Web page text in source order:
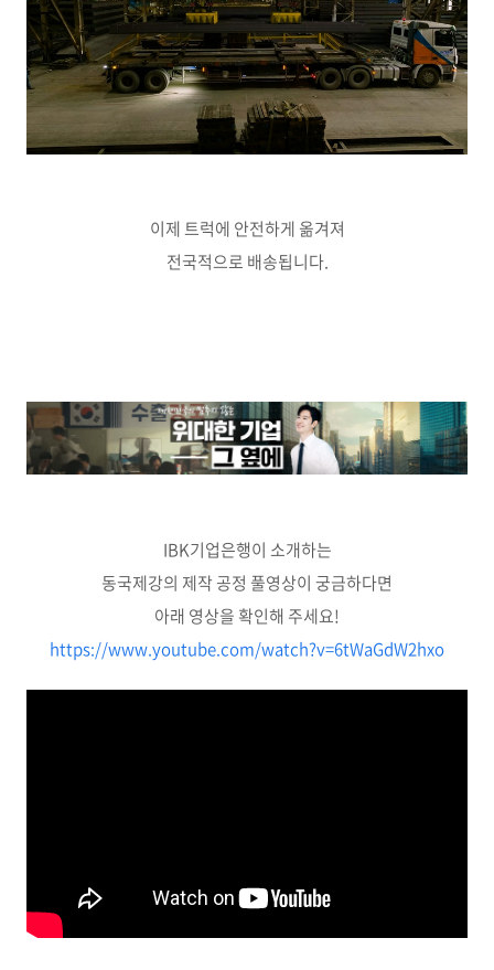
이제 트럭에 안전하게 옮겨져
전국적으로 배송됩니다.
IBK기업은행이 소개하는
동국제강의 제작 공정 풀영상이 궁금하다면
아래 영상을 확인해 주세요!
https://www.youtube.com/watch?v=6tWaGdW2hxo